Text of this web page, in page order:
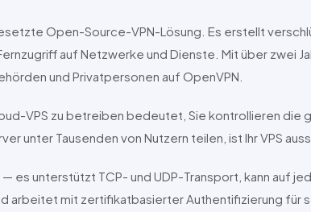
Open-Source-VPN-Lösung. Es erstellt
auf Netzwerke und Dienste. Mit über zwei
und Privatpersonen auf OpenVPN
VPS zu betreiben bedeutet, Sie kontrollieren die
unter Tausenden von Nutzern teilen, ist Ihr VPS
es unterstützt TCP- und UDP-Transport, kann auf
arbeitet mit zertifikatbasierter Authentifizierung für